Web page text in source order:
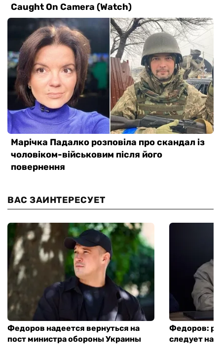
ВАС ЗАИНТЕРЕСУЕТ
Федоров надеется вернуться на
пост министра обороны Украины
Федоров:
следует